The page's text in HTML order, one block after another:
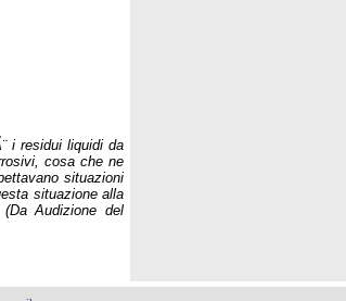
i residui liquidi da
cosa che ne
situazioni
situazione alla
Audizione del